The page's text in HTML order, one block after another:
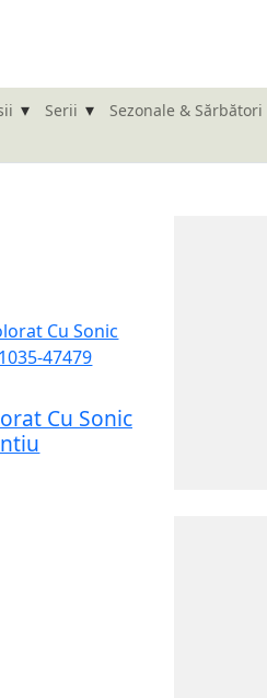
▾ Serii ▾ Sezonale & Sărbători
Cu Sonic